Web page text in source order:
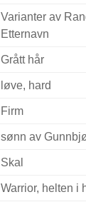
Varianter av
Etternavn
Grått hår
løve, hard
Firm
sønn av
Skal
Warrior, helten i